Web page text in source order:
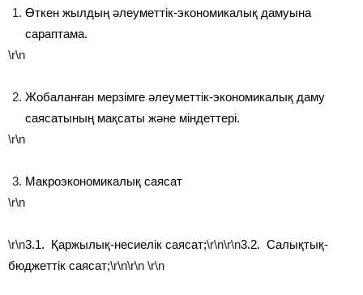
Өткен жылдың әлеуметтік-экономикалық дамуына
сараптама.
\r\n
Жобаланған мерзімге әлеуметтік-экономикалық даму
саясатының мақсаты және міндеттері.
\r\n
Макроэкономикалық саясат
\r\n
\r\n3.1. Қаржылық-несиелік саясат;\r\n\r\n3.2. Салықтық-
бюджеттік саясат;\r\n\r\n \r\n